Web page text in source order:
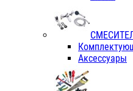
Аксессуары